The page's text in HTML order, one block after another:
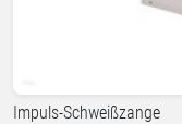
Impuls-Schweißzange